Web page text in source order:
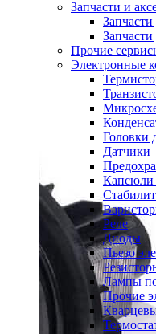
Запчасти и
Прочие
Электронные
Головки
Датчики
Капсюли
Реле
Диоды
Пьезо
Лампы
Прочие